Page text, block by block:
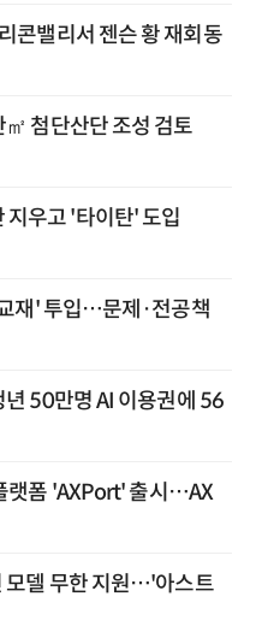
콘밸리서 젠슨 황 재회동
첨단산단 조성 검토
지우고 '타이탄' 도입
재' 투입…문제·전공책
50만명 AI 이용권에 56
랫폼 'AXPort' 출시…AX
모델 무한 지원…'아스트